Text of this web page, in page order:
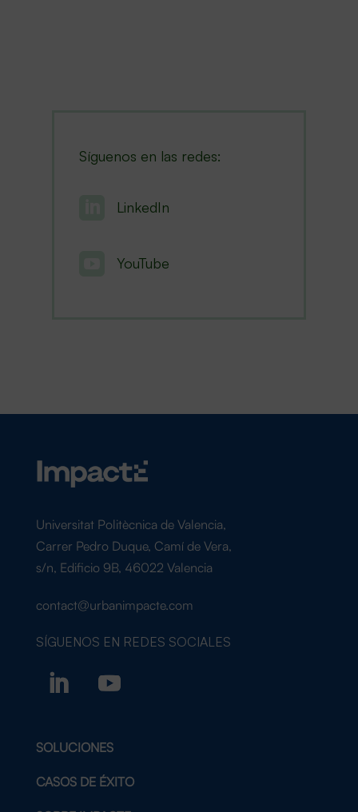
Síguenos en las redes:
LinkedIn
YouTube
Universitat Politècnica de Valencia,
Carrer Pedro Duque, Camí de Vera,
s/n, Edificio 9B, 46022 Valencia
contact@urbanimpacte.com
SÍGUENOS EN REDES SOCIALES
SOLUCIONES
CASOS DE ÉXITO